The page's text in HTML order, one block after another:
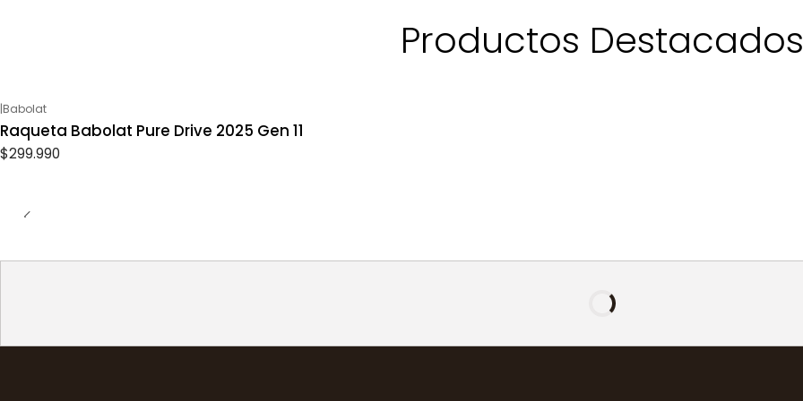
Productos Destacados
|Babolat
Raqueta Babolat Pure Drive 2025 Gen 11
$299.990